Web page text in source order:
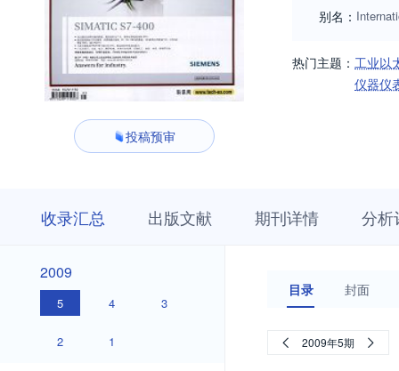
投稿预审
别名：
热门主题： 工业以
仪器仪
收录汇总 出版文献 期刊详情 分析
2009
2009
5 4 3
2 1
目录 封面
2009年5期